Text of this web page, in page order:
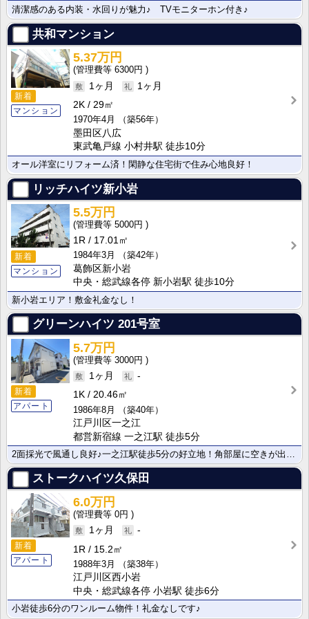
清潔感のある内装・水回りが魅力♪ TVモニターホン付き♪
共和マンション
新着
マンション
5.37万円
6300円
1ヶ月
1ヶ月
2K
29㎡
1970年4月
（築56年）
墨田区八広
東武亀戸線 小村井駅 徒歩10分
オール洋室にリフォーム済！閑静な住宅街で住み心地良好！
リッチハイツ新小岩
新着
マンション
5.5万円
5000円
1R
17.01㎡
1984年3月
（築42年）
葛飾区新小岩
中央・総武線各停 新小岩駅 徒歩10分
新小岩エリア！敷金礼金なし！
グリーンハイツ 201号室
新着
アパート
5.7万円
3000円
1ヶ月
-
1K
20.46㎡
1986年8月
（築40年）
江戸川区一之江
都営新宿線 一之江駅 徒歩5分
2面採光で風通し良好♪一之江駅徒歩5分の好立地！角部屋に空きが出ました！
ストークハイツ久保田
新着
アパート
6.0万円
0円
1ヶ月
-
1R
15.2㎡
1988年3月
（築38年）
江戸川区西小岩
中央・総武線各停 小岩駅 徒歩6分
小岩徒歩6分のワンルーム物件！礼金なしです♪